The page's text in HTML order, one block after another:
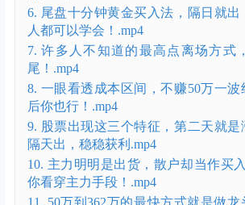
6. 尾盘十分钟黄金买入法，隔日就出
人都可以学会！.mp4
7. 许多人不知道的最高点离场方式
尾！.mp4
8. 一眼看透成本区间，不赚50万一波
后你也行！.mp4
9. 股票出现这三个特征，第二天就是
隔天出，稳稳获利.mp4
10. 主力明明是出货，散户却当作买
你看穿主力手段！.mp4
11. 50万到362万的最快方式就是做